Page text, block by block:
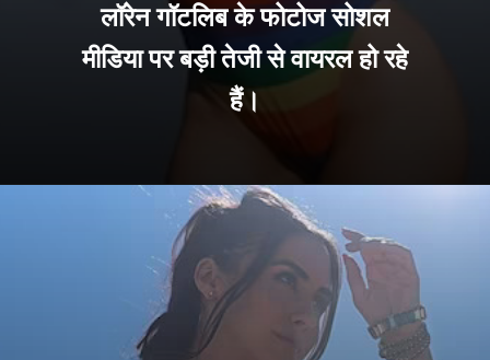
लॉरेन गॉटलिब के फोटोज सोशल
मीडिया पर बड़ी तेजी से वायरल हो रहे
हैं।